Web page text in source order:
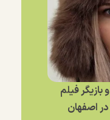
بازیگر فیلم
اصفهان